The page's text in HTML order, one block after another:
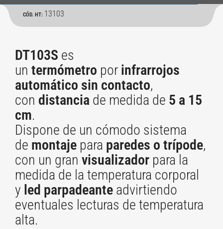
CÓD. HT: 13103
DT103S es
un termómetro por infrarrojos
automático sin contacto,
con distancia de medida de 5 a 15
cm.
Dispone de un cómodo sistema
de montaje para paredes o trípode,
con un gran visualizador para la
medida de la temperatura corporal
y led parpadeante advirtiendo
eventuales lecturas de temperatura
alta.